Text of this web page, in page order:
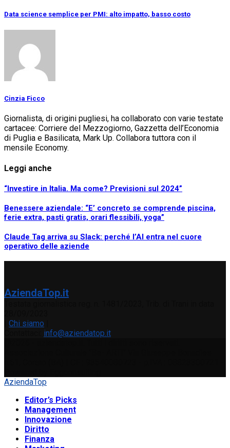
Data science semplice per PMI: alto impatto, basso costo
Cinzia Ficco
Giornalista, di origini pugliesi, ha collaborato con varie testate
cartacee: Corriere del Mezzogiorno, Gazzetta dell’Economia
di Puglia e Basilicata, Mark Up. Collabora tuttora con il
mensile Economy.
Leggi anche
“Investire in Italia. Ma come? Previsioni sul 2024”
Benessere aziendale: “E’ concreto se comprende piscina,
ferie extra, pasti gratis, orari flessibili, yoga”
Claude Tag arriva su Slack: perché l’AI entra nel cuore
operativo delle aziende
AziendaTop.it
Chi siamo
info@aziendatop.it
AziendaTop
Editor’s Picks
Management
Innovazione
Diritto
Finanza